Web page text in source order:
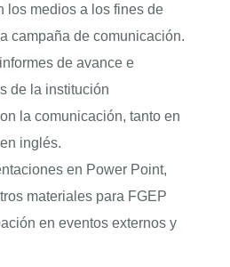
los medios a los fines de
campaña de comunicación.
de avance e
de la institución
la comunicación, tanto en
inglés.
en Power Point,
materiales para FGEP
en eventos externos y